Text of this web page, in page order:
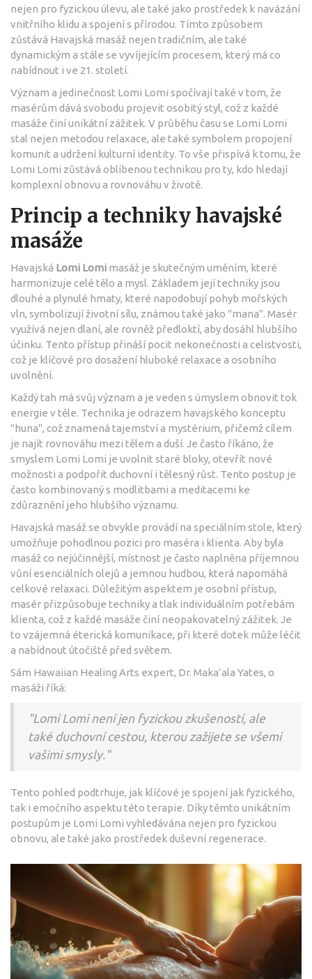
nejen pro fyzickou úlevu, ale také jako prostředek k navázání
vnitřního klidu a spojení s přírodou. Tímto způsobem
zůstává Havajská masáž nejen tradičním, ale také
dynamickým a stále se vyvíjejícím procesem, který má co
nabídnout i ve 21. století.
Význam a jedinečnost Lomi Lomi spočívají také v tom, že
masérům dává svobodu projevit osobitý styl, což z každé
masáže činí unikátní zážitek. V průběhu času se Lomi Lomi
stal nejen metodou relaxace, ale také symbolem propojení
komunit a udržení kulturní identity. To vše přispívá k tomu, že
Lomi Lomi zůstává oblíbenou technikou pro ty, kdo hledají
komplexní obnovu a rovnováhu v životě.
Princip a techniky havajské
masáže
Havajská Lomi Lomi masáž je skutečným uměním, které
harmonizuje celé tělo a mysl. Základem její techniky jsou
dlouhé a plynulé hmaty, které napodobují pohyb mořských
vln, symbolizují životní sílu, známou také jako "mana". Masér
využívá nejen dlaní, ale rovněž předloktí, aby dosáhl hlubšího
účinku. Tento přístup přináší pocit nekonečnosti a celistvosti,
což je klíčové pro dosažení hluboké relaxace a osobního
uvolnění.
Každý tah má svůj význam a je veden s úmyslem obnovit tok
energie v těle. Technika je odrazem havajského konceptu
"huna", což znamená tajemství a mystérium, přičemž cílem
je najít rovnováhu mezi tělem a duší. Je často říkáno, že
smyslem Lomi Lomi je uvolnit staré bloky, otevřít nové
možnosti a podpořit duchovní i tělesný růst. Tento postup je
často kombinovaný s modlitbami a meditacemi ke
zdůraznění jeho hlubšího významu.
Havajská masáž se obvykle provádí na speciálním stole, který
umožňuje pohodlnou pozici pro maséra i klienta. Aby byla
masáž co nejúčinnější, místnost je často naplněna příjemnou
vůní esenciálních olejů a jemnou hudbou, která napomáhá
celkové relaxaci. Důležitým aspektem je osobní přístup,
masér přizpůsobuje techniky a tlak individuálním potřebám
klienta, což z každé masáže činí neopakovatelný zážitek. Je
to vzájemná éterická komunikace, při které dotek může léčit
a nabídnout útočiště před světem.
Sám Hawaiian Healing Arts expert, Dr. Maka’ala Yates, o
masáži říká:
"Lomi Lomi není jen fyzickou zkušeností, ale
také duchovní cestou, kterou zažijete se všemi
vašimi smysly."
Tento pohled podtrhuje, jak klíčové je spojení jak fyzického,
tak i emočního aspektu této terapie. Díky těmto unikátním
postupům je Lomi Lomi vyhledávána nejen pro fyzickou
obnovu, ale také jako prostředek duševní regenerace.